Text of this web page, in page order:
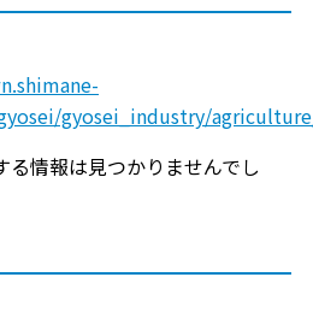
gyosei_industry/
る情報は見つかりませんでし